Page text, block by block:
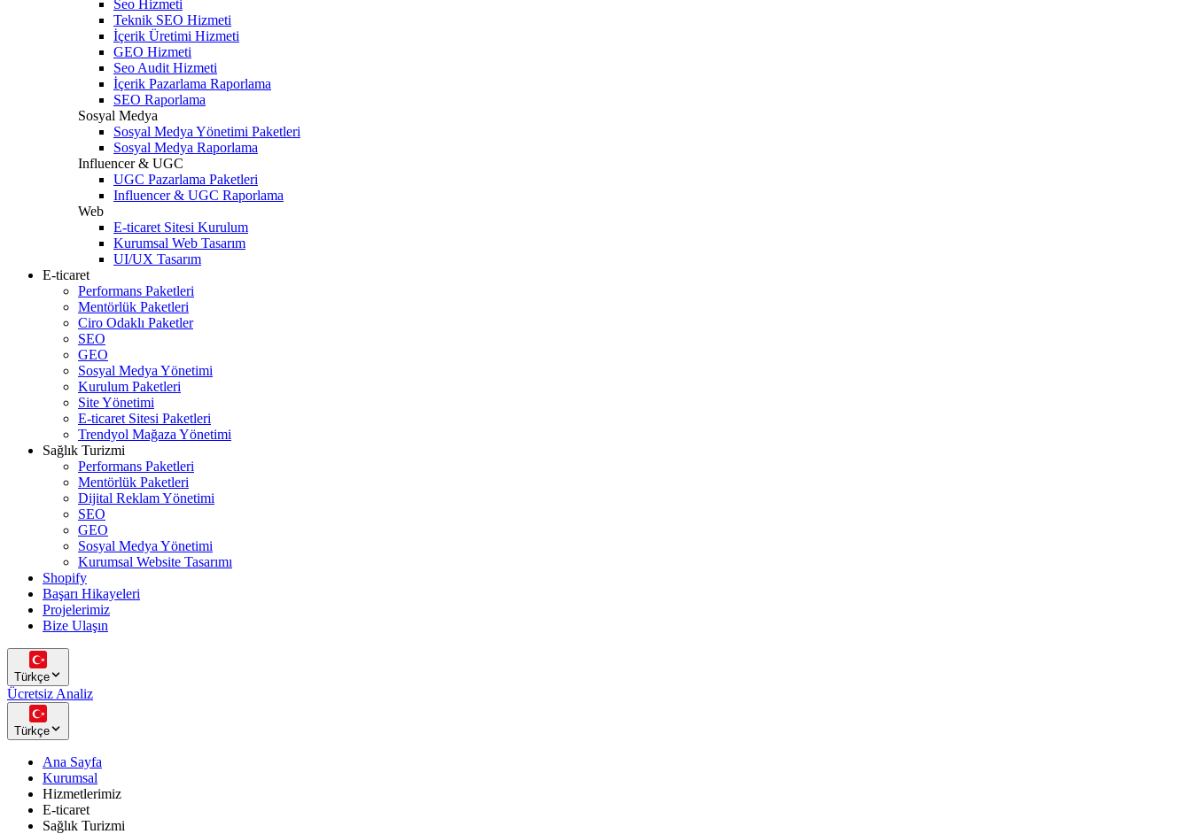
Seo Hizmeti
Teknik SEO Hizmeti
İçerik Üretimi Hizmeti
GEO Hizmeti
Seo Audit Hizmeti
İçerik Pazarlama Raporlama
SEO Raporlama
Sosyal Medya
Sosyal Medya Yönetimi Paketleri
Sosyal Medya Raporlama
Influencer & UGC
UGC Pazarlama Paketleri
Influencer & UGC Raporlama
Web
E-ticaret Sitesi Kurulum
Kurumsal Web Tasarım
UI/UX Tasarım
E-ticaret
Performans Paketleri
Mentörlük Paketleri
Ciro Odaklı Paketler
SEO
GEO
Sosyal Medya Yönetimi
Kurulum Paketleri
Site Yönetimi
E-ticaret Sitesi Paketleri
Trendyol Mağaza Yönetimi
Sağlık Turizmi
Performans Paketleri
Mentörlük Paketleri
Dijital Reklam Yönetimi
SEO
GEO
Sosyal Medya Yönetimi
Kurumsal Website Tasarımı
Shopify
Başarı Hikayeleri
Projelerimiz
Bize Ulaşın
Türkçe
Ücretsiz Analiz
Türkçe
Ana Sayfa
Kurumsal
Hizmetlerimiz
E-ticaret
Sağlık Turizmi